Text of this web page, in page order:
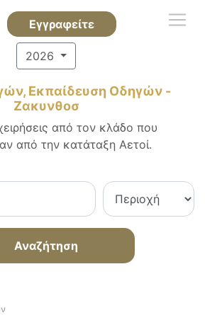
Εγγραφείτε
2026
Εκπαίδευση Οδηγών -
Ζακυνθοσ
από τον κλάδο που
από την κατάταξη Αετοί.
Αναζήτηση